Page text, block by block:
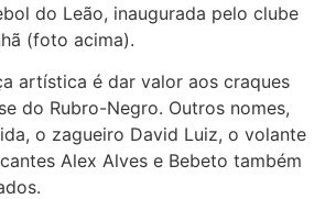
do Leão, inaugurada pelo clube
(foto acima).
artística é dar valor aos craques
do Rubro-Negro. Outros nomes,
o zagueiro David Luiz, o volante
Alex Alves e Bebeto também